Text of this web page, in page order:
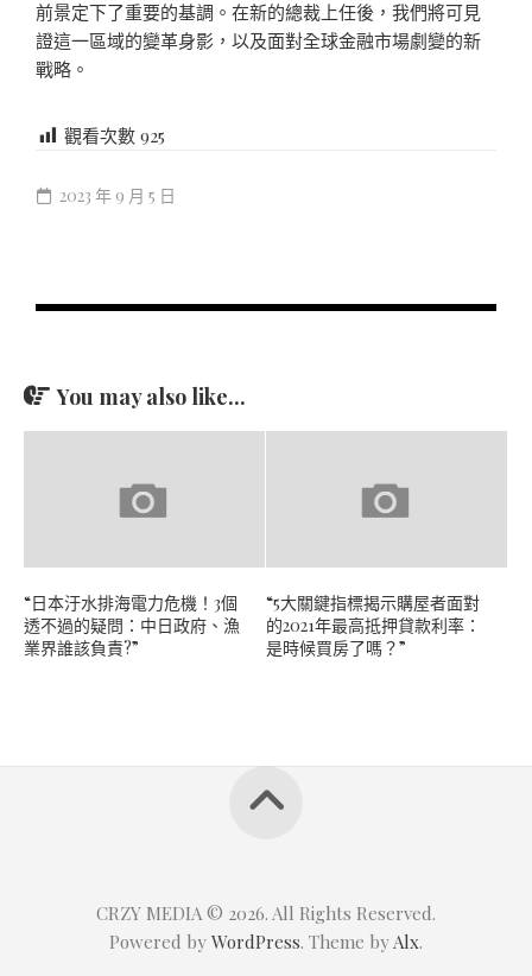
前景定下了重要的基調。在新的總裁上任後，我們將可見
證這一區域的變革身影，以及面對全球金融市場劇變的新
戰略。
觀看次數 925
2023 年 9 月 5 日
You may also like...
“日本汙水排海電力危機！3個
透不過的疑問：中日政府、漁
業界誰該負責?”
“5大關鍵指標揭示購屋者面對
的2021年最高抵押貸款利率：
是時候買房了嗎？”
CRZY MEDIA © 2026. All Rights Reserved.
Powered by WordPress. Theme by Alx.